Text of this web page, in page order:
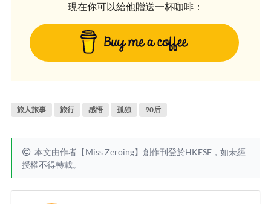
現在你可以給他贈送一杯咖啡：
旅人旅事 旅行 感悟 孤独 90后
本文由作者【Miss Zeroing】創作刊登於HKESE，如未經
授權不得轉載。